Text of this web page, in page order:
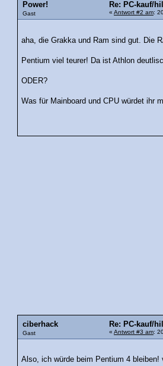
Power!
Gast
Re: PC-kauf/
« Antwort #2 am:
aha, die Grakka und Ram sind gut. Die
Pentium viel teurer! Da ist Athlon
ODER?
Was für Mainboard und CPU würdet ihr
ciberhack
Gast
Re: PC-kauf/
« Antwort #3 am:
Also, ich würde beim Pentium 4